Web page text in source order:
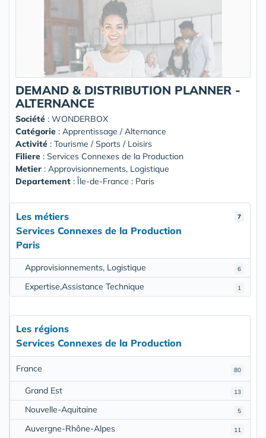
DEMAND & DISTRIBUTION PLANNER -
ALTERNANCE
Société : WONDERBOX
Catégorie : Apprentissage / Alternance
Activité : Tourisme / Sports / Loisirs
Filiere : Services Connexes de la Production
Metier : Approvisionnements, Logistique
Departement : Île-de-France : Paris
7
Les métiers
Services Connexes de la Production
Paris
6
Approvisionnements, Logistique
1
Expertise,Assistance Technique
Les régions
Services Connexes de la Production
80
France
13
Grand Est
5
Nouvelle-Aquitaine
11
Auvergne-Rhône-Alpes